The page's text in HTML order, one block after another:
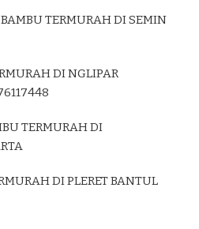
TERMURAH DI SEMIN
DI NGLIPAR
TERMURAH DI
DI PLERET BANTUL